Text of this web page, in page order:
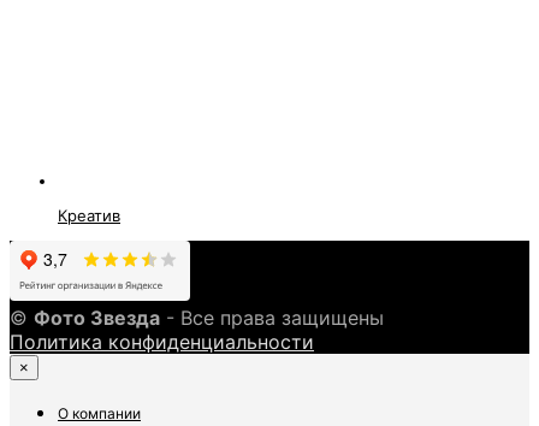
Креатив
© Фото Звезда - Все права защищены
Политика конфиденциальности
×
О компании